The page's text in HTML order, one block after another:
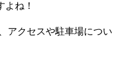
ね！
アクセスや駐車場につい